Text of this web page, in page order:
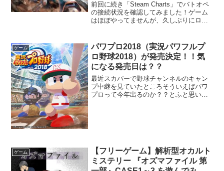
前回に続き「Steam Charts」でバトオペ
の接続状況を確認してみました！ゲーム
はほぼやってませんが、久しぶりにログ
した。※赤枠内が2025年10月～20...
ゲーム
パワプロ2018（実況パワフルプ
ロ野球2018）が発売決定！！気
になる発売日は？？
最近スカパーで野球チャンネルのキャン
プ中継を見ていたところそういえばパワ
プロって今年出るのか？？とふと思いネ
ゲーム
【フリーゲーム】解析型オカルト
ミステリー 『オズマファイル 第